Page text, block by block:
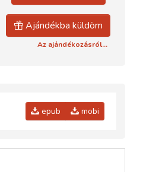
Ajándékba küldöm
Az ajándékozásról...
epub mobi